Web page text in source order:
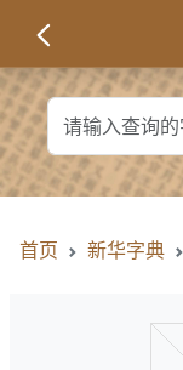
首页 新华字典